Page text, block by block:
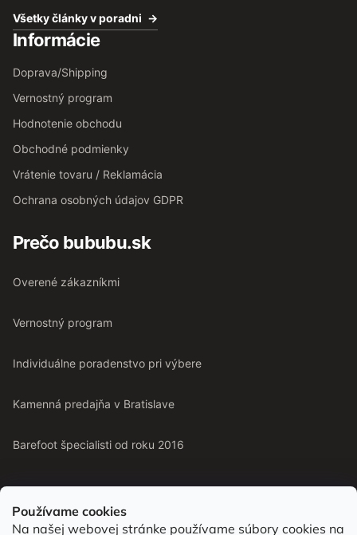
Používame cookies
Na našej webovej stránke používame súbory cookies na
Všetky články v poradni
Informácie
Doprava/Shipping
Vernostný program
Hodnotenie obchodu
Obchodné podmienky
Vrátenie tovaru / Reklamácia
Ochrana osobných údajov GDPR
Prečo bububu.sk
Overené zákazníkmi
Vernostný program
Individuálne poradenstvo pri výbere
Kamenná predajňa v Bratislave
Barefoot špecialisti od roku 2016